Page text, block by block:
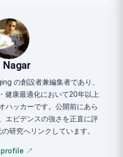
Nagar
の創設者兼編集者であり、
健康最適化において20年以上
ハッカーです。公開前にあら
エビデンスの強さを正直に評
研究へリンクしています。
profile ↗